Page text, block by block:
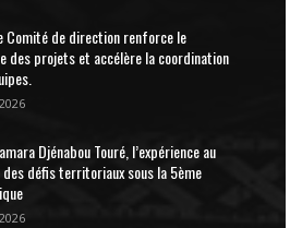
Comité de direction renforce le
des projets et accélère la coordination
Djénabou Touré, l’expérience au
des défis territoriaux sous la 5ème